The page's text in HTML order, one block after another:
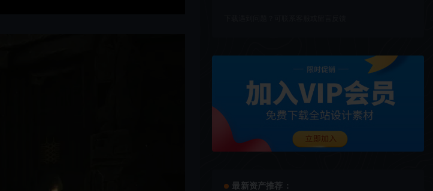
最新资产推荐：